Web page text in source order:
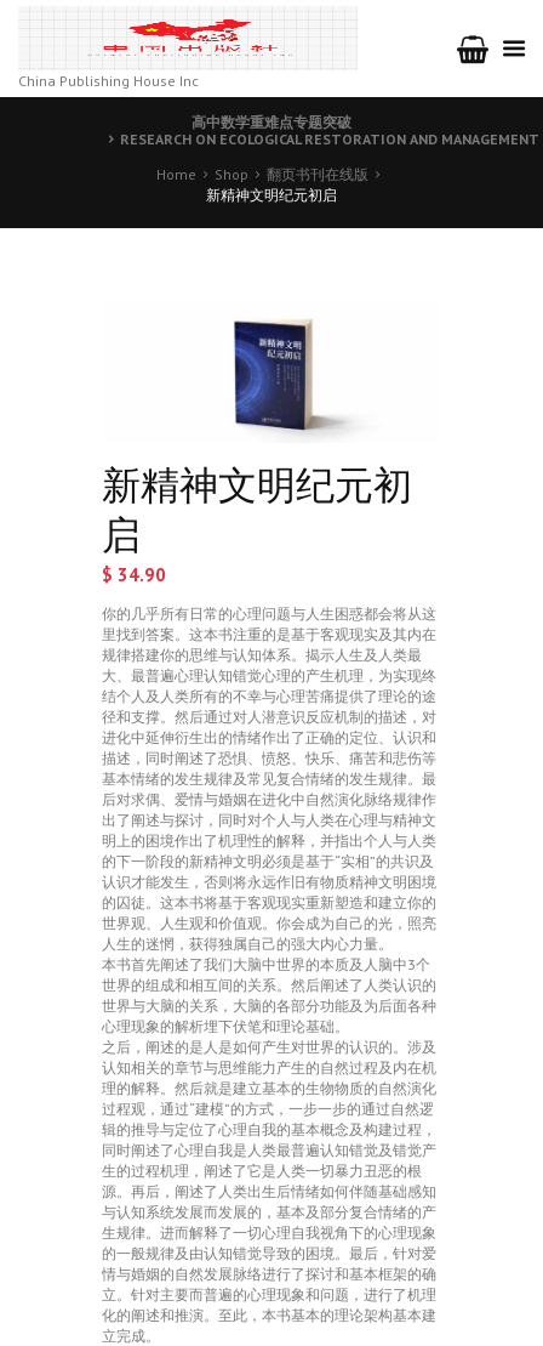
China Publishing House Inc
高中数学重难点专题突破
RESEARCH ON ECOLOGICAL RESTORATION AND
Home
Shop
翻页书刊在线版
新精神文明纪元初启
新精神文明纪元初
启
$ 34.90
你的几乎所有日常的心理问题与人生困惑都会将从这
里找到答案。这本书注重的是基于客观现实及其内在
规律搭建你的思维与认知体系。揭示人生及人类最
大、最普遍心理认知错觉心理的产生机理，为实现终
结个人及人类所有的不幸与心理苦痛提供了理论的途
径和支撑。然后通过对人潜意识反应机制的描述，对
进化中延伸衍生出的情绪作出了正确的定位、认识和
描述，同时阐述了恐惧、愤怒、快乐、痛苦和悲伤等
基本情绪的发生规律及常见复合情绪的发生规律。最
后对求偶、爱情与婚姻在进化中自然演化脉络规律作
出了阐述与探讨，同时对个人与人类在心理与精神文
明上的困境作出了机理性的解释，并指出个人与人类
的下一阶段的新精神文明必须是基于“实相”的共识及
认识才能发生，否则将永远作旧有物质精神文明困境
的囚徒。这本书将基于客观现实重新塑造和建立你的
世界观、人生观和价值观。你会成为自己的光，照亮
人生的迷惘，获得独属自己的强大内心力量。
本书首先阐述了我们大脑中世界的本质及人脑中3个
世界的组成和相互间的关系。然后阐述了人类认识的
世界与大脑的关系，大脑的各部分功能及为后面各种
心理现象的解析埋下伏笔和理论基础。
之后，阐述的是人是如何产生对世界的认识的。涉及
认知相关的章节与思维能力产生的自然过程及内在机
理的解释。然后就是建立基本的生物物质的自然演化
过程观，通过“建模”的方式，一步一步的通过自然逻
辑的推导与定位了心理自我的基本概念及构建过程，
同时阐述了心理自我是人类最普遍认知错觉及错觉产
生的过程机理，阐述了它是人类一切暴力丑恶的根
源。再后，阐述了人类出生后情绪如何伴随基础感知
与认知系统发展而发展的，基本及部分复合情绪的产
生规律。进而解释了一切心理自我视角下的心理现象
的一般规律及由认知错觉导致的困境。最后，针对爱
情与婚姻的自然发展脉络进行了探讨和基本框架的确
立。针对主要而普遍的心理现象和问题，进行了机理
化的阐述和推演。至此，本书基本的理论架构基本建
立完成。